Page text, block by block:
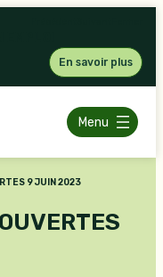
En savoir plus
Menu
9 JUIN 2023